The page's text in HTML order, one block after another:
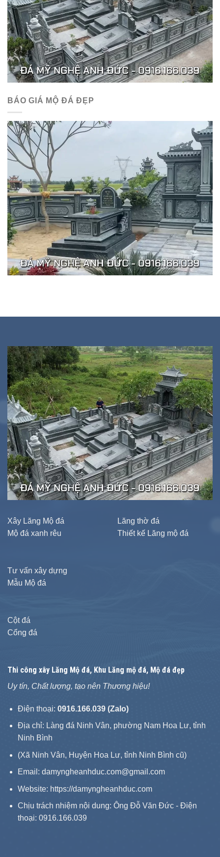
BÁO GIÁ MỘ ĐÁ ĐẸP
Xây Lăng Mộ đá
Mộ đá xanh rêu
Lăng thờ đá
Thiết kế Lăng mộ đá
Tư vấn xây dựng
Mẫu Mộ đá
Cột đá
Cổng đá
Thi công xây Lăng Mộ đá, Khu Lăng mộ đá, Mộ đá đẹp
Uy tín, Chất lượng, tạo nên Thương hiệu!
Điện thoại: 0916.166.039 (Zalo)
Địa chỉ: Làng đá Ninh Vân, phường Nam Hoa Lư, tỉnh
Ninh Bình
(Xã Ninh Vân, Huyện Hoa Lư, tỉnh Ninh Bình cũ)
Email: damyngheanhduc.com@gmail.com
Website: https://damyngheanhduc.com
Chịu trách nhiệm nội dung: Ông Đỗ Văn Đức - Điện
thoại: 0916.166.039